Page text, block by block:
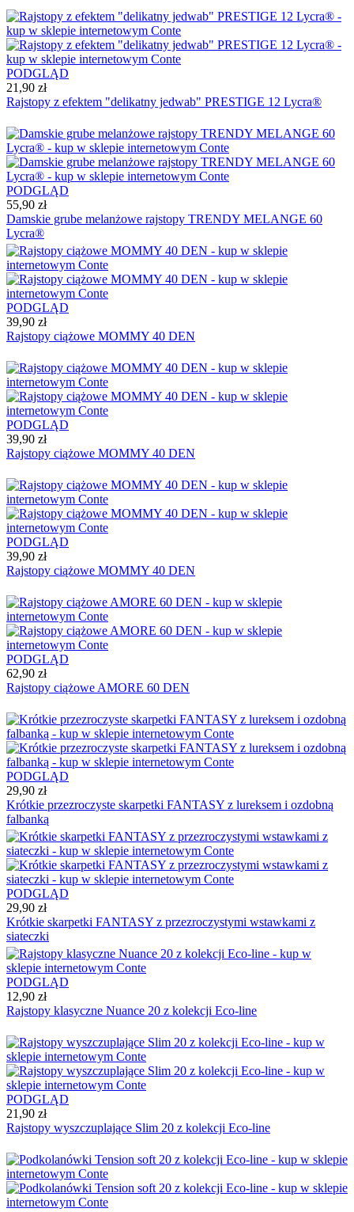
PODGLĄD
21,90 zł
Rajstopy z efektem "delikatny jedwab" PRESTIGE 12 Lycra®
PODGLĄD
55,90 zł
Damskie grube melanżowe rajstopy TRENDY MELANGE 60
Lycra®
PODGLĄD
39,90 zł
Rajstopy ciążowe MOMMY 40 DEN
PODGLĄD
39,90 zł
Rajstopy ciążowe MOMMY 40 DEN
PODGLĄD
39,90 zł
Rajstopy ciążowe MOMMY 40 DEN
PODGLĄD
62,90 zł
Rajstopy ciążowe AMORE 60 DEN
PODGLĄD
29,90 zł
Krótkie przezroczyste skarpetki FANTASY z lureksem i ozdobną
falbanką
PODGLĄD
29,90 zł
Krótkie skarpetki FANTASY z przezroczystymi wstawkami z
siateczki
PODGLĄD
12,90 zł
Rajstopy klasyczne Nuance 20 z kolekcji Eco-line
PODGLĄD
21,90 zł
Rajstopy wyszczuplające Slim 20 z kolekcji Eco-line